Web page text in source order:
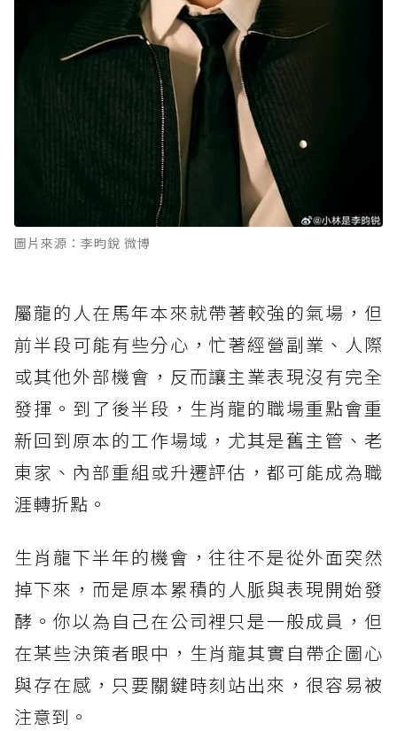
圖片來源：李昀銳 微博
屬龍的人在馬年本來就帶著較強的氣場，但
前半段可能有些分心，忙著經營副業、人際
或其他外部機會，反而讓主業表現沒有完全
發揮。到了後半段，生肖龍的職場重點會重
新回到原本的工作場域，尤其是舊主管、老
東家、內部重組或升遷評估，都可能成為職
涯轉折點。
生肖龍下半年的機會，往往不是從外面突然
掉下來，而是原本累積的人脈與表現開始發
酵。你以為自己在公司裡只是一般成員，但
在某些決策者眼中，生肖龍其實自帶企圖心
與存在感，只要關鍵時刻站出來，很容易被
注意到。